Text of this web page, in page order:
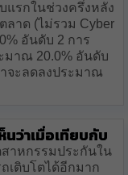
แรกในช่วงครึ่งหลัง
าด (ไม่รวม Cyber
อันดับ 2 การ
าณ 20.0% อันดับ
าจะลดลงประมาณ
ว่าเมื่อเทียบกับ
สาหกรรมประกันใน
เติบโตได้อีกมาก